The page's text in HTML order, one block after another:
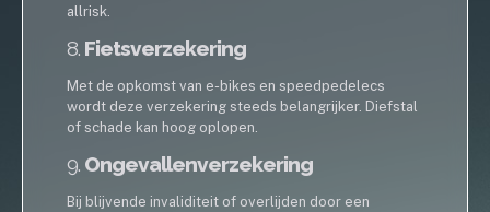
allrisk.
8. Fietsverzekering
Met de opkomst van e-bikes en speedpedelecs
wordt deze verzekering steeds belangrijker. Diefstal
of schade kan hoog oplopen.
9. Ongevallenverzekering
Bij blijvende invaliditeit of overlijden door een